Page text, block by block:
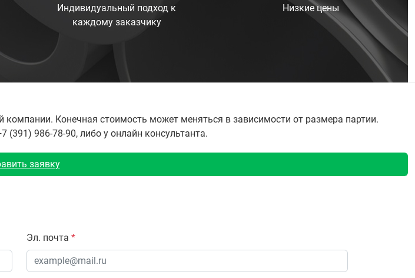
Индивидуальный подход к
каждому заказчику
Низкие цены
Конечная стоимость может меняться в зависимости от размера партии.
986-78-90, либо у онлайн консультанта.
заявку
Эл. почта *